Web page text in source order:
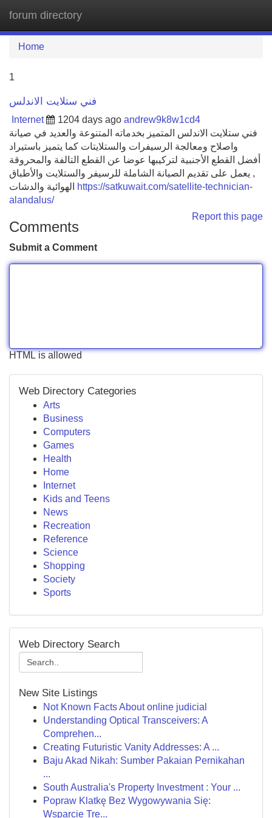
forum directory
Home
1
فني ستلايت الاندلس
Internet 1204 days ago andrew9k8w1cd4
فني ستلايت الاندلس المتميز بخدماته المتنوعة والعديد في صيانة
واصلاح ومعالجة الرسيفرات والستلايتات كما يتميز باستيراد
أفضل القطع الأجنبية لتركيبها عوضا عن القطع التالفة والمحروقة
, يعمل على تقديم الصيانة الشاملة للرسيفر والستلايت والأطباق
https://satkuwait.com/satellite-technician-
alandalus/
Report this page
Comments
Submit a Comment
HTML is allowed
Web Directory Categories
Arts
Business
Computers
Games
Health
Home
Internet
Kids and Teens
News
Recreation
Reference
Science
Shopping
Society
Sports
Web Directory Search
New Site Listings
Not Known Facts About online judicial
Understanding Optical Transceivers: A
Comprehen...
Creating Futuristic Vanity Addresses: A ...
Baju Akad Nikah: Sumber Pakaian Pernikahan
...
South Australia's Property Investment : Your ...
Popraw Klatkę Bez Wygowywania Się:
Wsparcie Tre...